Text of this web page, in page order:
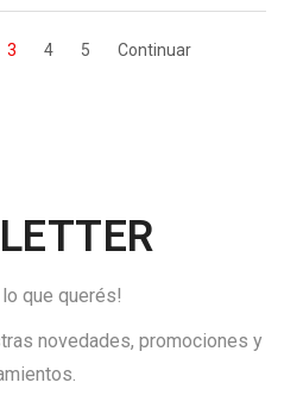
3 4 5 Continuar
lo que querés!
novedades, promociones y